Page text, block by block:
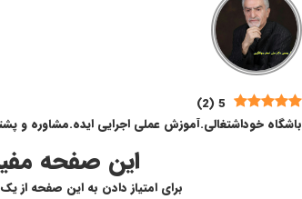
5
(
2
)
باشگاه خوداشتغالی.آموزش عملی اجرایی ایده.مشاوره و
این صفحه
برای امتیاز دادن به این صفحه از